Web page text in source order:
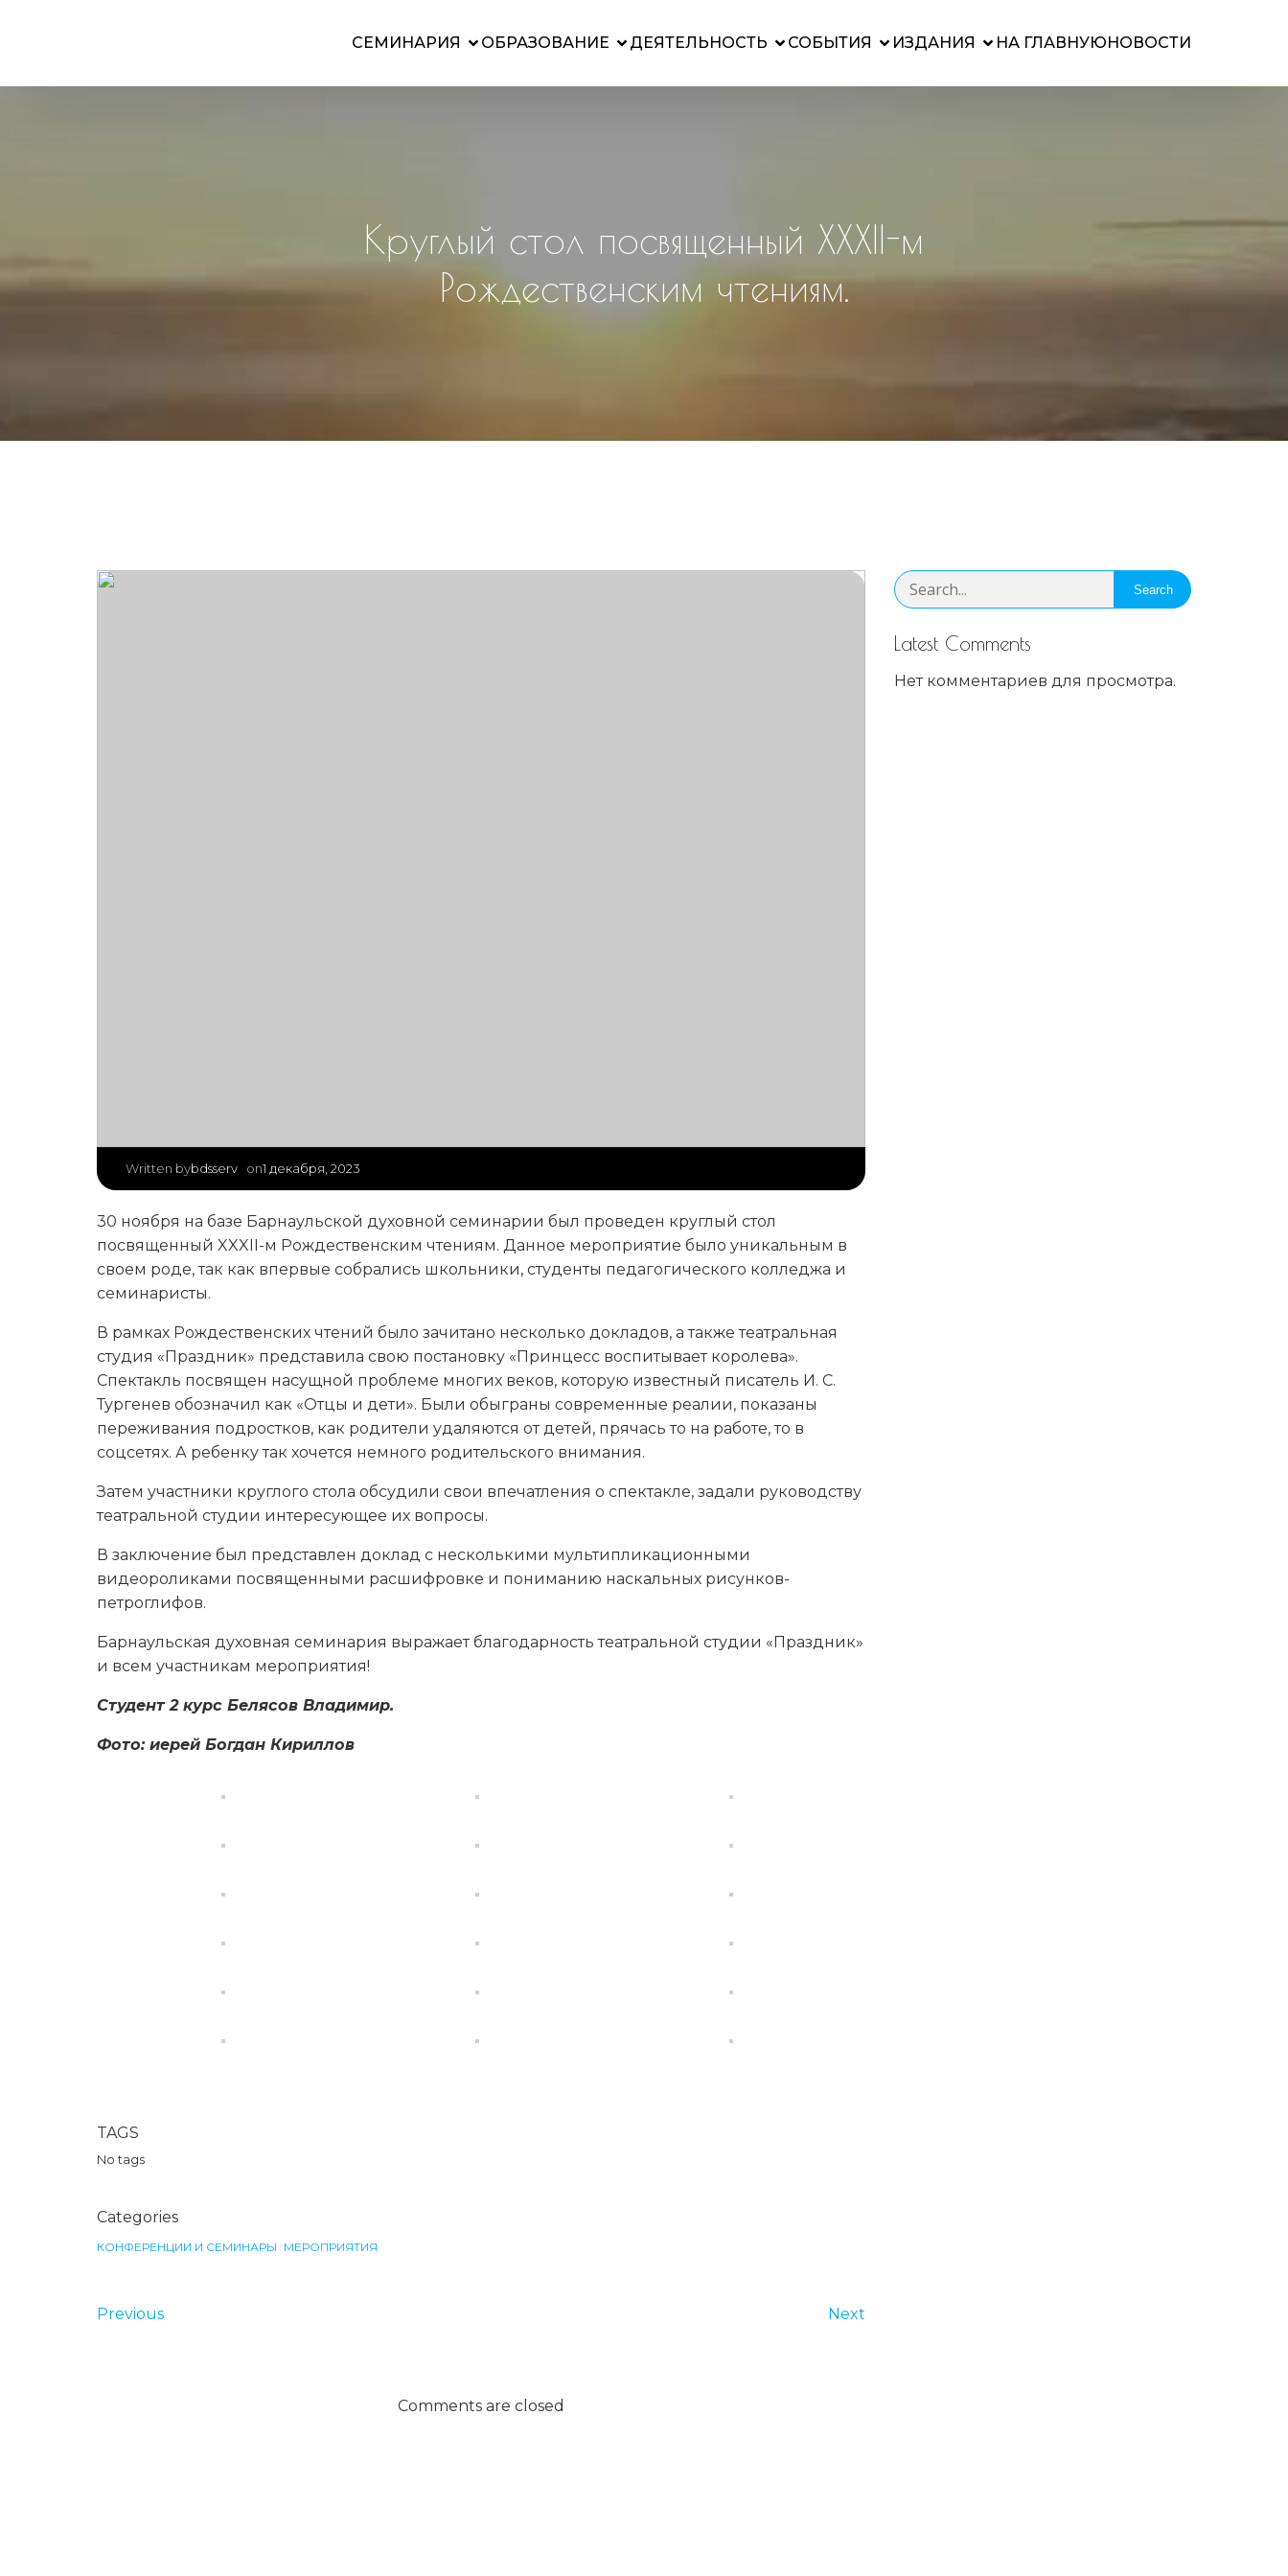
СЕМИНАРИЯ ОБРАЗОВАНИЕ ДЕЯТЕЛЬНОСТЬ СОБЫТИЯ ИЗДАНИЯ НА ГЛАВНУЮНОВОСТИ
Круглый стол посвященный XXXII-м
Рождественским чтениям.
Written bybdsserv on1 декабря, 2023
30 ноября на базе Барнаульской духовной семинарии был проведен круглый стол
посвященный XXXII-м Рождественским чтениям. Данное мероприятие было уникальным в
своем роде, так как впервые собрались школьники, студенты педагогического колледжа и
семинаристы.
В рамках Рождественских чтений было зачитано несколько докладов, а также театральная
студия «Праздник» представила свою постановку «Принцесс воспитывает королева».
Спектакль посвящен насущной проблеме многих веков, которую известный писатель И. С.
Тургенев обозначил как «Отцы и дети». Были обыграны современные реалии, показаны
переживания подростков, как родители удаляются от детей, прячась то на работе, то в
соцсетях. А ребенку так хочется немного родительского внимания.
Затем участники круглого стола обсудили свои впечатления о спектакле, задали руководству
театральной студии интересующее их вопросы.
В заключение был представлен доклад с несколькими мультипликационными
видеороликами посвященными расшифровке и пониманию наскальных рисунков-
петроглифов.
Барнаульская духовная семинария выражает благодарность театральной студии «Праздник»
и всем участникам мероприятия!
Студент 2 курс Белясов Владимир.
Фото: иерей Богдан Кириллов
TAGS
No tags
Categories
КОНФЕРЕНЦИИ И СЕМИНАРЫ | МЕРОПРИЯТИЯ
Previous Next
Comments are closed
Search
Latest Comments
Нет комментариев для просмотра.